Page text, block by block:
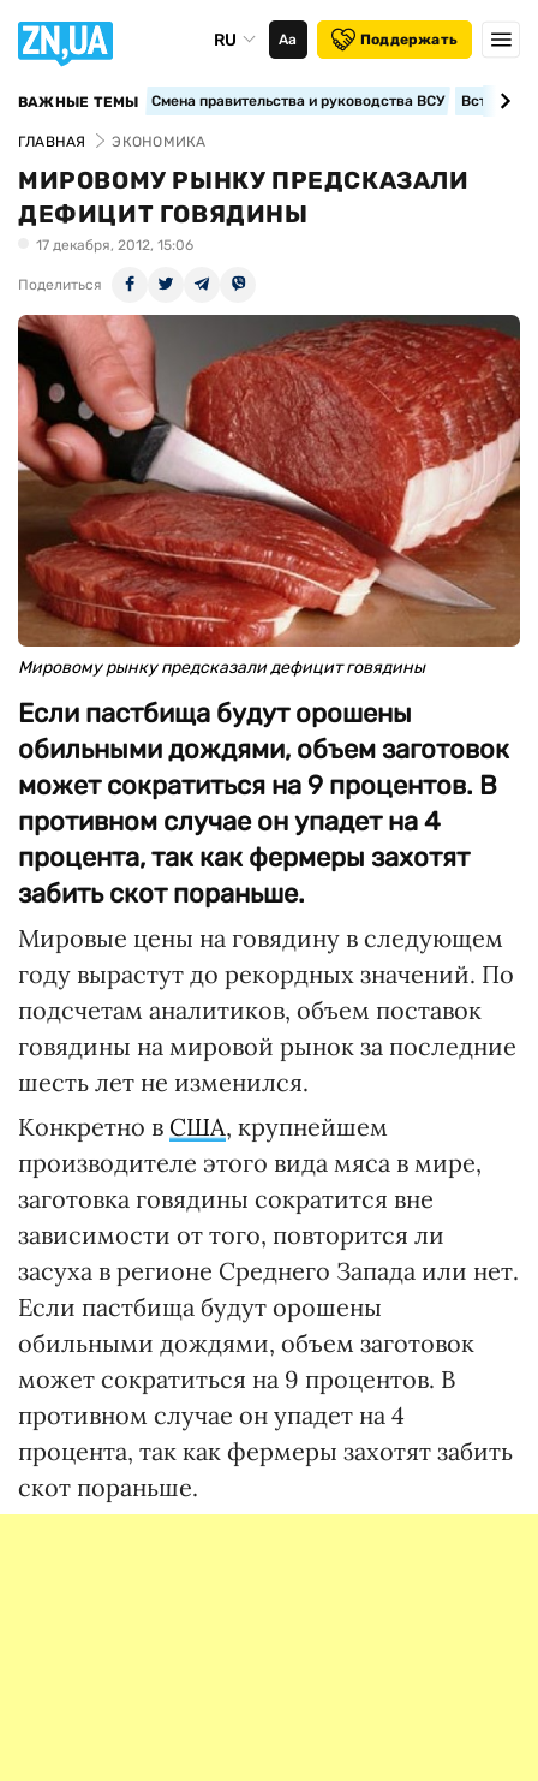
RU Аа Поддержать
ВАЖНЫЕ ТЕМЫ Смена правительства и руководства ВСУ
ГЛАВНАЯ ЭКОНОМИКА
МИРОВОМУ РЫНКУ ПРЕДСКАЗАЛИ
ДЕФИЦИТ ГОВЯДИНЫ
17 декабря, 2012, 15:06
Поделиться
Мировому рынку предсказали дефицит говядины
Если пастбища будут орошены
обильными дождями, объем заготовок
может сократиться на 9 процентов. В
противном случае он упадет на 4
процента, так как фермеры захотят
забить скот пораньше.
Мировые цены на говядину в следующем
году вырастут до рекордных значений. По
подсчетам аналитиков, объем поставок
говядины на мировой рынок за последние
шесть лет не изменился.
Конкретно в США, крупнейшем
производителе этого вида мяса в мире,
заготовка говядины сократится вне
зависимости от того, повторится ли
засуха в регионе Среднего Запада или нет.
Если пастбища будут орошены
обильными дождями, объем заготовок
может сократиться на 9 процентов. В
противном случае он упадет на 4
процента, так как фермеры захотят забить
скот пораньше.